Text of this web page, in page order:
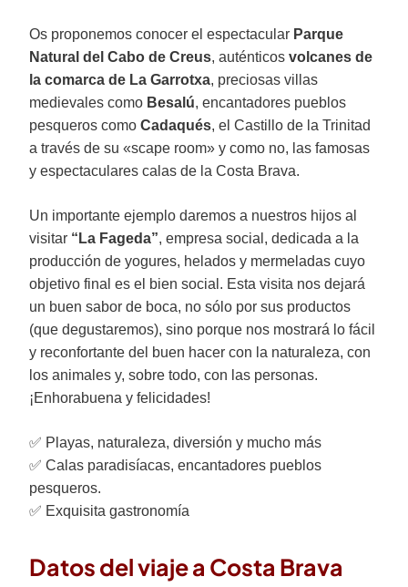
Os proponemos conocer el espectacular Parque
Natural del Cabo de Creus, auténticos volcanes de
la comarca de La Garrotxa, preciosas villas
medievales como Besalú, encantadores pueblos
pesqueros como Cadaqués, el Castillo de la Trinitad
a través de su «scape room» y como no, las famosas
y espectaculares calas de la Costa Brava.
Un importante ejemplo daremos a nuestros hijos al
visitar “La Fageda”, empresa social, dedicada a la
producción de yogures, helados y mermeladas cuyo
objetivo final es el bien social. Esta visita nos dejará
un buen sabor de boca, no sólo por sus productos
(que degustaremos), sino porque nos mostrará lo fácil
y reconfortante del buen hacer con la naturaleza, con
los animales y, sobre todo, con las personas.
¡Enhorabuena y felicidades!
✅ Playas, naturaleza, diversión y mucho más
✅ Calas paradisíacas, encantadores pueblos
pesqueros.
✅ Exquisita gastronomía
Datos del viaje a Costa Brava